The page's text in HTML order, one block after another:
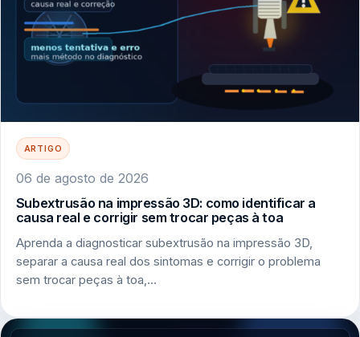
ARTIGO
06 de agosto de 2026
Subextrusão na impressão 3D: como identificar a
causa real e corrigir sem trocar peças à toa
Aprenda a diagnosticar subextrusão na impressão 3D,
separar a causa real dos sintomas e corrigir o problema
sem trocar peças à toa,…